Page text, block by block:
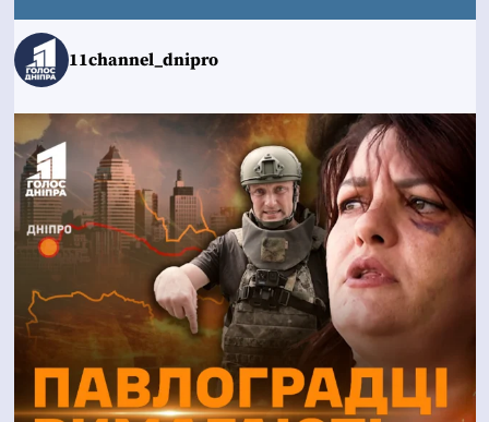
11channel_dnipro